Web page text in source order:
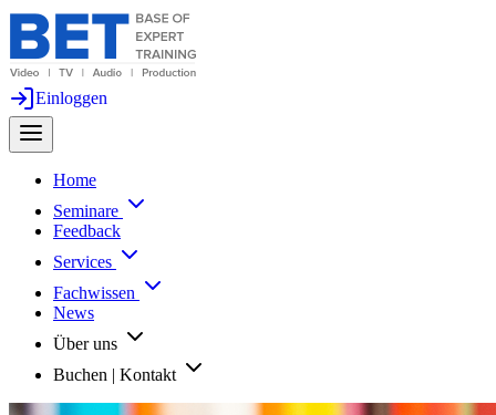
Einloggen
Home
Seminare
Feedback
Services
Fachwissen
News
Über uns
Buchen | Kontakt